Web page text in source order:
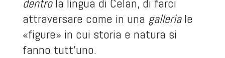
dentrola lingua di Celan, di farci
attraversare come in una galleriale
«figure» in cui storia e natura si
fanno tutt’uno.